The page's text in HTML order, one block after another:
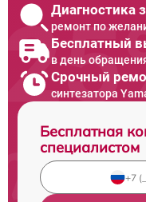
Диагностика
ремонт по
Бесплатный
в день
Срочный
синтезатора
Бесплатная
специалистом